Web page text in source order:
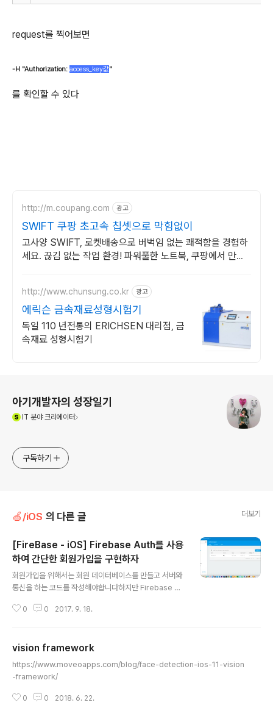
request를 찍어보면
-H "Authorization: access_key값"
를 확인할 수 있다
http://m.coupang.com 광고
SWIFT 쿠팡 초고속 칩셋으로 막힘없이
고사양 SWIFT, 로켓배송으로 버벅임 없는 쾌적함을 경험하
세요. 끊김 없는 작업 환경! 파워풀한 노트북, 쿠팡에서 만나
http://www.chunsung.co.kr 광고
에릭슨 금속재료성형시험기
독일 110 년전통의 ERICHSEN 대리점, 금
속재료 성형시험기
아기개발자의 성장일기
IT 분야 크리에이터
구독하기
🍏/iOS 의 다른 글 더보기
[FireBase - iOS] Firebase Auth를 사용
하여 간단한 회원가입을 구현하자
회원가입을 위해서는 회원 데이터베이스를 만들고 서버와
통신을 하는 코드를 작성해야합니다하지만 Firebase Au
어요//// SignUpViewController.swift// FirebasePr
import UIKitimport FirebaseAuth class SignUpVi
ewController: UIViewController { @IBOutlet wea
k var emailTextField: UITextField! @IBOutlet we
0 0 2017. 9. 18.
vision framework
https://www.moveoapps.com/blog/face-detection-ios-11-vision
-framework/
0 0 2018. 6. 22.